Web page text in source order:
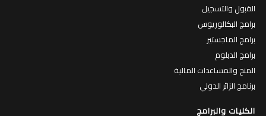
القبول والتسجيل
برامج البكالوريوس
برامج الماجستير
برامج الدبلوم
المنح والمساعدات المالية
برنامج الزائر الدولي
الكليات والبرامج